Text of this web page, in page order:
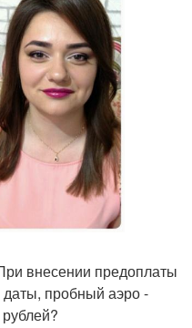
внесении предоплаты
пробный аэро -